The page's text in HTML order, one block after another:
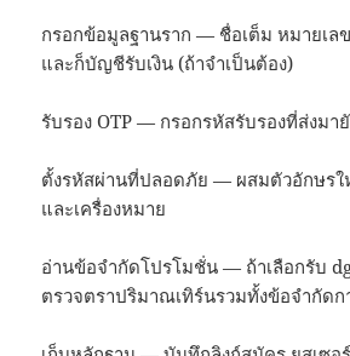
กรอกข้อมูลฐานราก — ชื่อเต็ม หมายเล
และก็บัญชีรับเงิน (ถ้าจำเป็นต้อง)
รับรอง OTP — กรอกรหัสรับรองที่ส่งมา
ตั้งรหัสผ่านที่ปลอดภัย — ผสมตัวอักษรใ
และเครื่องหมาย
อ่านข้อจำกัดโปรโมชั่น — ถ้าเลือกรับ
ตรวจตราปริมาณเทิร์นรวมทั้งข้อจำกัด